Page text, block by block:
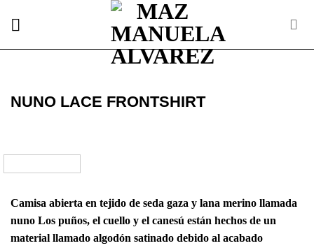
NUNO LACE FRONTSHIRT
Camisa abierta en tejido de seda gaza y lana merino llamada
nuno Los puños, el cuello y el canesú están hechos de un
material llamado algodón satinado debido al acabado